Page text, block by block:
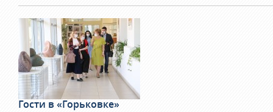
Гости в «Горьковке»